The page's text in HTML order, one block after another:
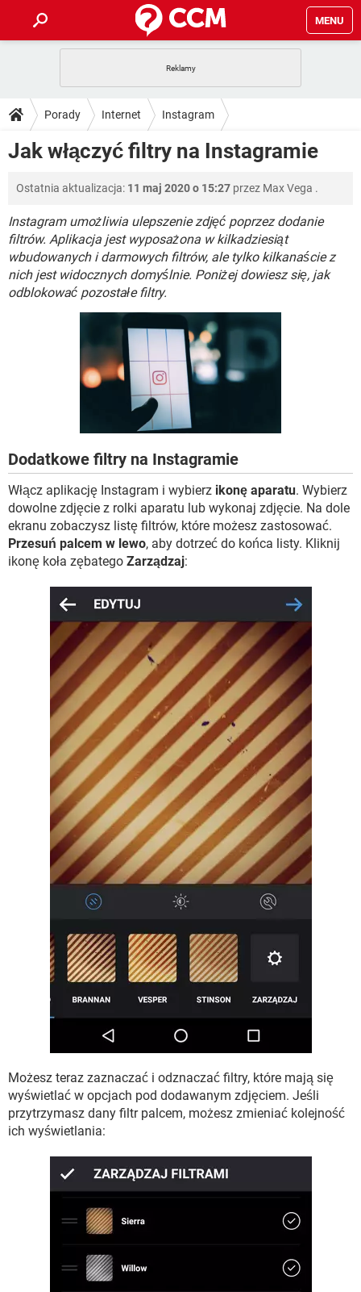
MENU
GRY WHATSAPP
SPOTIFY NETFLIX
PORADY
PlayStation TIKTOK
GRY WHATSAPP
SPOTIFY NETFLIX
INSTAGRAM FACEBOOK
WINDOWS 10
DO POBRANIA
IOS NETFLIX
INSTAGRAM FACEBOOK
WINDOWS 10
FORUM
COVID-19 TIKTOK
GRY WHATSAPP
SPOTIFY NETFLIX
INSTAGRAM
ARTYKUŁY
COVID-19 TIKTOK
GRY WHATSAPP
NETFLIX
FACEBOOK
Porady Internet Instagram
Jak włączyć filtry na Instagramie
Ostatnia aktualizacja: 11 maj 2020 o 15:27 przez Max Vega .
Instagram umożliwia ulepszenie zdjęć poprzez dodanie
filtrów. Aplikacja jest wyposażona w kilkadziesiąt
wbudowanych i darmowych filtrów, ale tylko kilkanaście z
nich jest widocznych domyślnie. Poniżej dowiesz się, jak
odblokować pozostałe filtry.
Dodatkowe filtry na Instagramie
Włącz aplikację Instagram i wybierz ikonę aparatu. Wybierz
dowolne zdjęcie z rolki aparatu lub wykonaj zdjęcie. Na dole
ekranu zobaczysz listę filtrów, które możesz zastosować.
Przesuń palcem w lewo, aby dotrzeć do końca listy. Kliknij
ikonę koła zębatego Zarządzaj:
Możesz teraz zaznaczać i odznaczać filtry, które mają się
wyświetlać w opcjach pod dodawanym zdjęciem. Jeśli
przytrzymasz dany filtr palcem, możesz zmieniać kolejność
ich wyświetlania: